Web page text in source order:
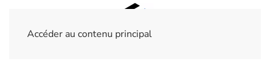
Accéder au contenu principal